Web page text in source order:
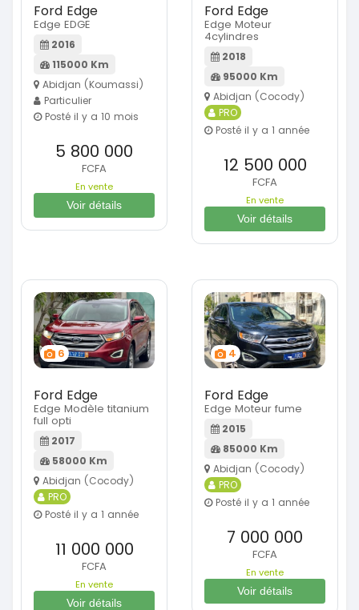
Ford Edge
Edge EDGE
2016
115000 Km
Abidjan (Koumassi)
Particulier
Posté il y a 10 mois
5 800 000
FCFA
En vente
Voir détails
Ford Edge
Edge Moteur
4cylindres
2018
95000 Km
Abidjan (Cocody)
PRO
Posté il y a 1 année
12 500 000
FCFA
En vente
Voir détails
6
Ford Edge
Edge Modèle titanium
full opti
2017
58000 Km
Abidjan (Cocody)
PRO
Posté il y a 1 année
11 000 000
FCFA
En vente
Voir détails
4
Ford Edge
Edge Moteur fume
2015
85000 Km
Abidjan (Cocody)
PRO
Posté il y a 1 année
7 000 000
FCFA
En vente
Voir détails